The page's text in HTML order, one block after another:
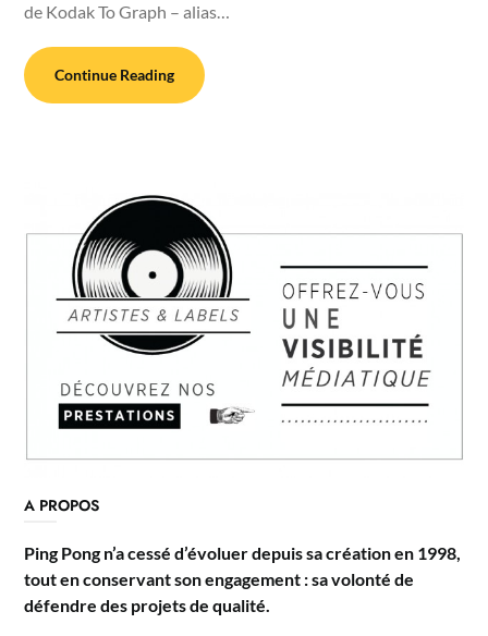
de Kodak To Graph – alias…
Continue Reading
A PROPOS
Ping Pong n’a cessé d’évoluer depuis sa création en 1998,
tout en conservant son engagement : sa volonté de
défendre des projets de qualité.